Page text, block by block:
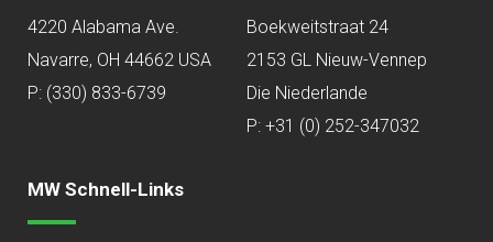
4220 Alabama Ave.
Navarre, OH 44662 USA
P: (330) 833-6739
Boekweitstraat 24
2153 GL Nieuw-Vennep
Die Niederlande
P: +31 (0) 252-347032
MW Schnell-Links